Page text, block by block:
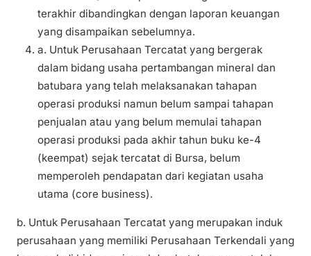
terakhir dibandingkan dengan laporan keuangan
yang disampaikan sebelumnya.
a. Untuk Perusahaan Tercatat yang bergerak
dalam bidang usaha pertambangan mineral dan
batubara yang telah melaksanakan tahapan
operasi produksi namun belum sampai tahapan
penjualan atau yang belum memulai tahapan
operasi produksi pada akhir tahun buku ke-4
(keempat) sejak tercatat di Bursa, belum
memperoleh pendapatan dari kegiatan usaha
utama (core business).
b. Untuk Perusahaan Tercatat yang merupakan induk
perusahaan yang memiliki Perusahaan Terkendali yang